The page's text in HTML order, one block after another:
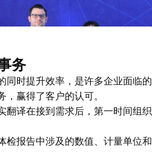
务
同时提升效率，是许多企业面临的
赢得了客户的认可。
翻译在接到需求后，第一时间组织
检报告中涉及的数值、计量单位和